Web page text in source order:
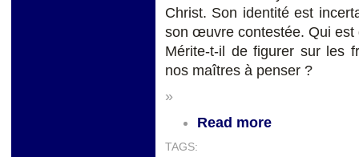
Christ. Son identité est
son œuvre contestée. Qui est
Mérite-t-il de figurer sur les
nos maîtres à penser ?
»
Read more
TAGS: